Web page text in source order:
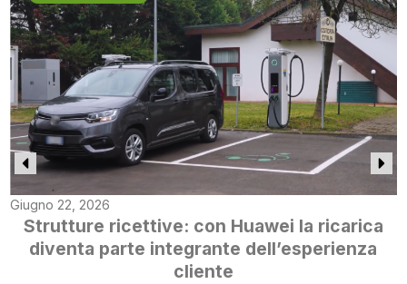
Giugno 22, 2026
Strutture ricettive: con Huawei la ricarica
diventa parte integrante dell’esperienza
cliente